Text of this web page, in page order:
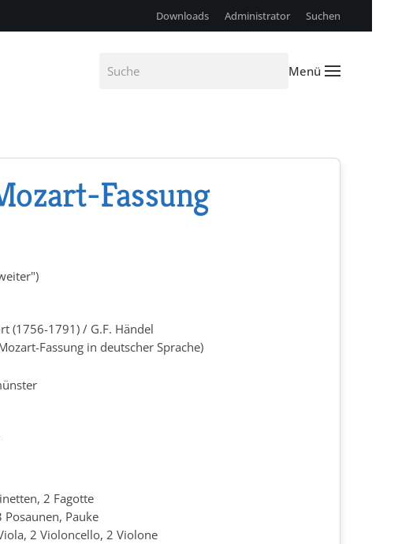
Downloads Administrator Suchen
Menü
Fassung
(1756-1791) / G.F. Händel
Fassung in deutscher Sprache)
2 Fagotte
Pauke
2 Violoncello, 2 Violone